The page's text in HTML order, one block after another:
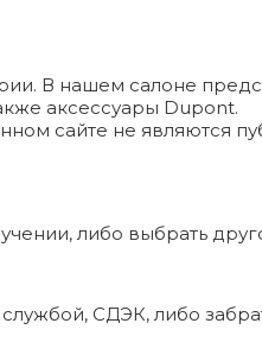
В нашем салоне
аксессуары Dupont.
сайте не являются
либо выбрать
СДЭК, либо